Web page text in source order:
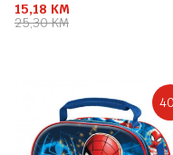
15,18 KM
25,30KM
40